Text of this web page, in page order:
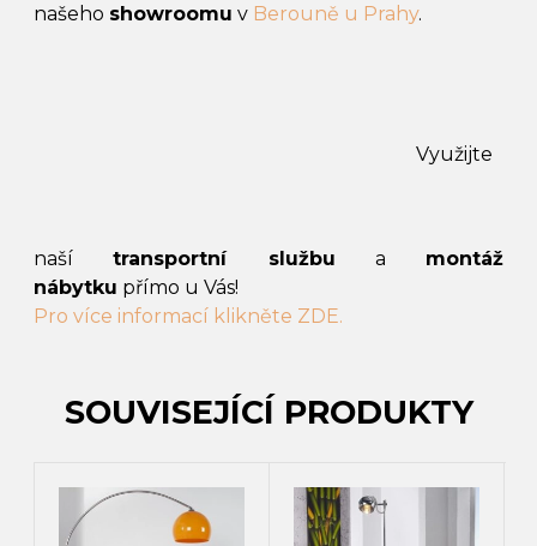
našeho showroomu v Berouně u Prahy.
Využijte
našítransportní službu a montáž
nábytku přímo u Vás!
Pro více informací klikněte ZDE.
SOUVISEJÍCÍ PRODUKTY